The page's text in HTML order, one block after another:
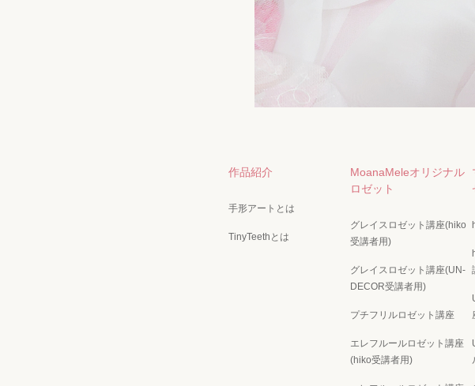
作品紹介
手形アートとは
TinyTeethとは
MoanaMeleオリジナル
ロゼット
グレイスロゼット講座(hiko
受講者用)
グレイスロゼット講座(UN-
DECOR受講者用)
プチフリルロゼット講座
エレフルールロゼット講座
(hiko受講者用)